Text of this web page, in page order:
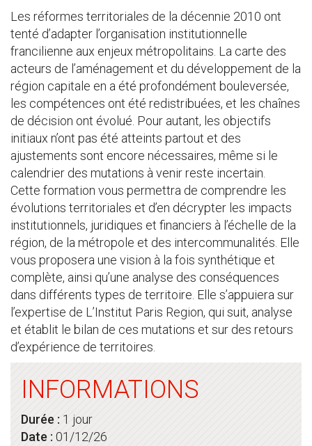
Les réformes territoriales de la décennie 2010 ont
tenté d’adapter l’organisation institutionnelle
francilienne aux enjeux métropolitains. La carte des
acteurs de l’aménagement et du développement de la
région capitale en a été profondément bouleversée,
les compétences ont été redistribuées, et les chaînes
de décision ont évolué. Pour autant, les objectifs
initiaux n’ont pas été atteints partout et des
ajustements sont encore nécessaires, même si le
calendrier des mutations à venir reste incertain.
Cette formation vous permettra de comprendre les
évolutions territoriales et d’en décrypter les impacts
institutionnels, juridiques et financiers à l’échelle de la
région, de la métropole et des intercommunalités. Elle
vous proposera une vision à la fois synthétique et
complète, ainsi qu’une analyse des conséquences
dans différents types de territoire. Elle s’appuiera sur
l’expertise de L’Institut Paris Region, qui suit, analyse
et établit le bilan de ces mutations et sur des retours
d’expérience de territoires.
INFORMATIONS
Durée : 1 jour
Date : 01/12/26